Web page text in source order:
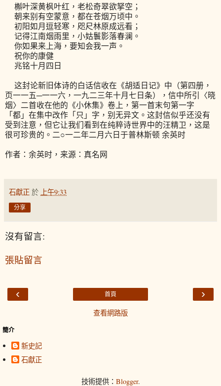
槲叶深黄枫叶红，老松奇翠欲拏空；
朝来别有空蒙意，都在苍烟万顷中。
初阳如月逗轻寒，咫尺林原成远看；
记得江南烟雨里，小姑鬟影落春澜。
你如果来上海，要知会我一声。
祝你的康健
兆铭十月四日
这封论新旧体诗的白话信收在《胡适日记》中（第四册，
页一一五─一一六，一九二三年十月七日条），信中所引〈晓
烟〉二首收在他的《小休集》卷上，第一首末句第一字
「都」在集中改作「只」字，别无异文。这封信似乎还没有
受到注意，但它让我们看到在纯粹诗世界中的汪精卫，这是
很可珍贵的。二○一二年二月六日于普林斯顿 余英时
作者：余英时，来源：真名网
石獻正 於 上午9:33
分享
沒有留言:
張貼留言
‹ ›
首頁
查看網路版
簡介
新史記
石獻正
技術提供： Blogger.